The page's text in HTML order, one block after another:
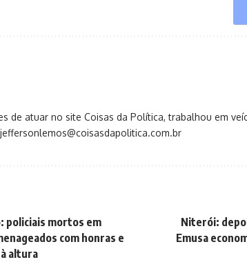
de atuar no site Coisas da Política, trabalhou em
policiais mortos em
com honras e
altura
Niterói:
Emusa